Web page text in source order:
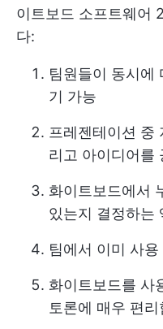
이트보드 소프트웨어
다:
팀원들이 동시에
기 가능
프레젠테이션 중
리고 아이디어를
화이트보드에서
있는지 결정하는
팀에서 이미 사
화이트보드를 사
토론에 매우 편리